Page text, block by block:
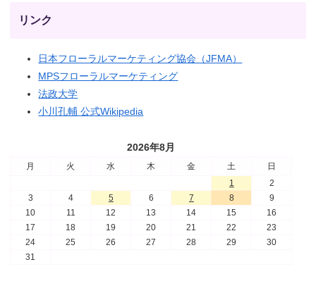
リンク
日本フローラルマーケティング協会（JFMA）
MPSフローラルマーケティング
法政大学
小川孔輔 公式Wikipedia
2026年8月
月 火 水 木 金 土
日
1
2
3
4 5 6 7 8
9
10
11 12 13 14 15
16
17
18 19 20 21 22
23
24
25 26 27 28 29
30
31